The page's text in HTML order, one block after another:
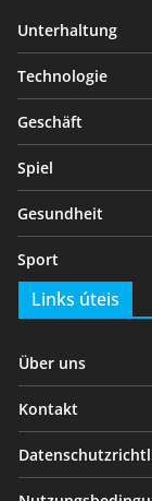
Unterhaltung
Technologie
Geschäft
Spiel
Gesundheit
Sport
Links úteis
Über uns
Kontakt